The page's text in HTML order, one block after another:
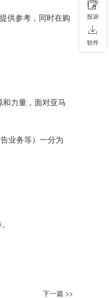
供参考，同时在购
力量，面对亚马
业务等）一分为
下一篇 >>
投诉
软件